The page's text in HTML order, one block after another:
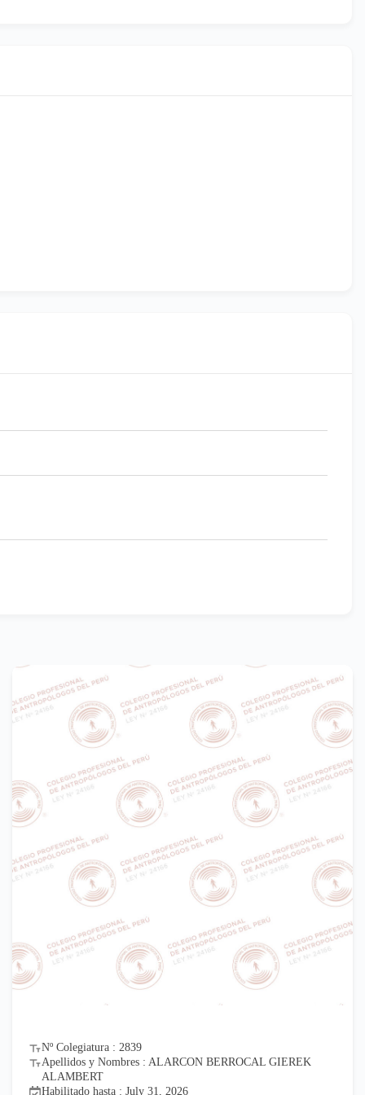
Nº Colegiatura : 2839
Apellidos y Nombres : ALARCON BERROCAL GIEREK
ALAMBERT
Habilitado hasta : July 31, 2026